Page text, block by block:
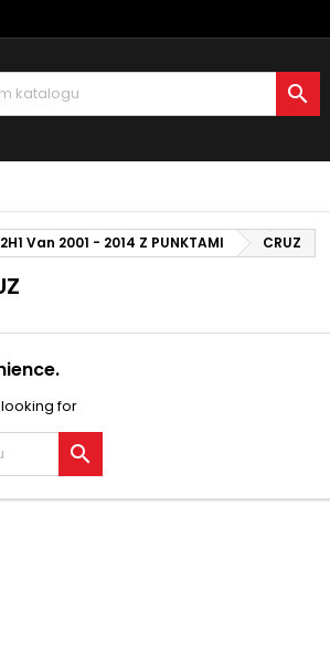

Van 2001 - 2014 Z PUNKTAMI CRUZ
for

Anuluj Utwórz listę
by zapisać produkty na swojej liście